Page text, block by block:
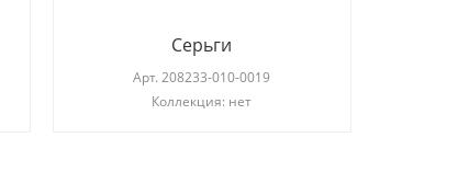
Серьги
Арт.208233-010-0019
Коллекция: нет